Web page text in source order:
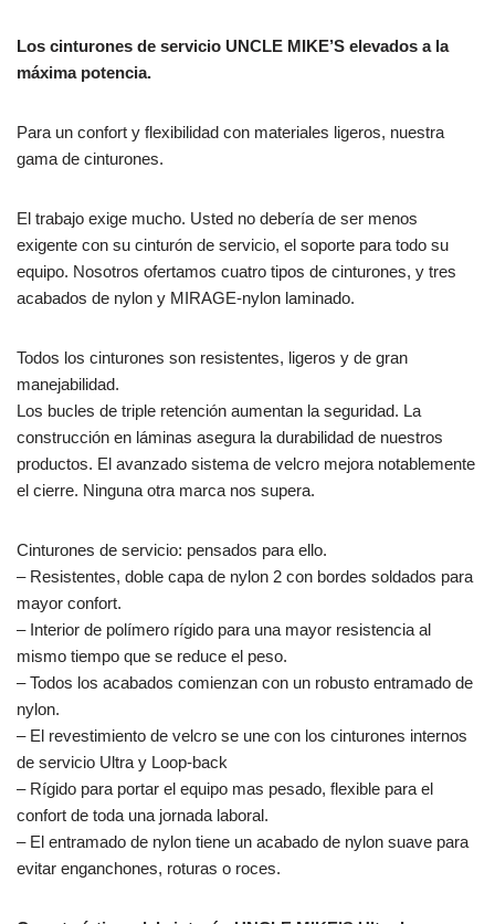
Los cinturones de servicio UNCLE MIKE’S elevados a la
máxima potencia.
Para un confort y flexibilidad con materiales ligeros, nuestra
gama de cinturones.
El trabajo exige mucho. Usted no debería de ser menos
exigente con su cinturón de servicio, el soporte para todo su
equipo. Nosotros ofertamos cuatro tipos de cinturones, y tres
acabados de nylon y MIRAGE-nylon laminado.
Todos los cinturones son resistentes, ligeros y de gran
manejabilidad.
Los bucles de triple retención aumentan la seguridad. La
construcción en láminas asegura la durabilidad de nuestros
productos. El avanzado sistema de velcro mejora notablemente
el cierre. Ninguna otra marca nos supera.
Cinturones de servicio: pensados para ello.
– Resistentes, doble capa de nylon 2 con bordes soldados para
mayor confort.
– Interior de polímero rígido para una mayor resistencia al
mismo tiempo que se reduce el peso.
– Todos los acabados comienzan con un robusto entramado de
nylon.
– El revestimiento de velcro se une con los cinturones internos
de servicio Ultra y Loop-back
– Rígido para portar el equipo mas pesado, flexible para el
confort de toda una jornada laboral.
– El entramado de nylon tiene un acabado de nylon suave para
evitar enganchones, roturas o roces.